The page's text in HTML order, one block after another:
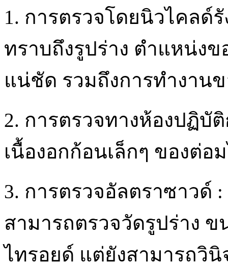
1. การตรวจโดยนิวไคลด์
ทราบถึงรูปร่าง ตำแหน่งข
แน่ชัด รวมถึงการทำงาน
2. การตรวจทางห้องปฏิบั
เนื้องอกก้อนเล็กๆ ของต่อ
3. การตรวจอัลตราซาวด์
สามารถตรวจวัดรูปร่าง
ไทรอยด์ แต่ยังสามารถวิ